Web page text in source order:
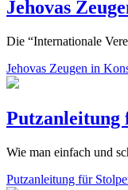
Jehovas
Die “Internationale
Jehovas Zeugen in
Putzanleitung
Wie man einfach und
Putzanleitung für